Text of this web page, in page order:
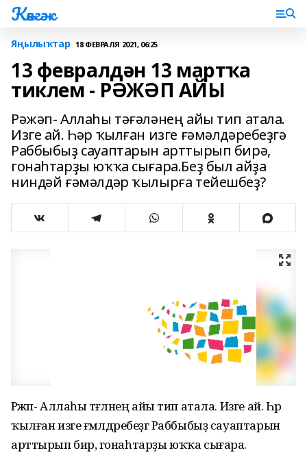
Көнгәк
Яңылыҡтар 18 ФЕВРАЛЯ 2021, 06:25
13 февралдән 13 мартҡа
тиклем - РӘЖӘП АЙЫ
Рәжәп- Аллаһы тәғәләнең айы тип атала.
Изге ай. Һәр ҡылған изге ғәмәлдәребеҙгә
Раббыбыҙ сауаптарын арттырып бирә,
гонаһтарҙы юҡҡа сығара.Беҙ был айҙа
ниндәй ғәмәлдәр ҡылырға тейешбеҙ?
Рәжәп- Аллаһы тәғәләнең айы тип атала. Изге ай. Һәр
ҡылған изге ғәмәлдәребеҙгә Раббыбыҙ сауаптарын
арттырып бирә, гонаһтарҙы юҡҡа сығара.